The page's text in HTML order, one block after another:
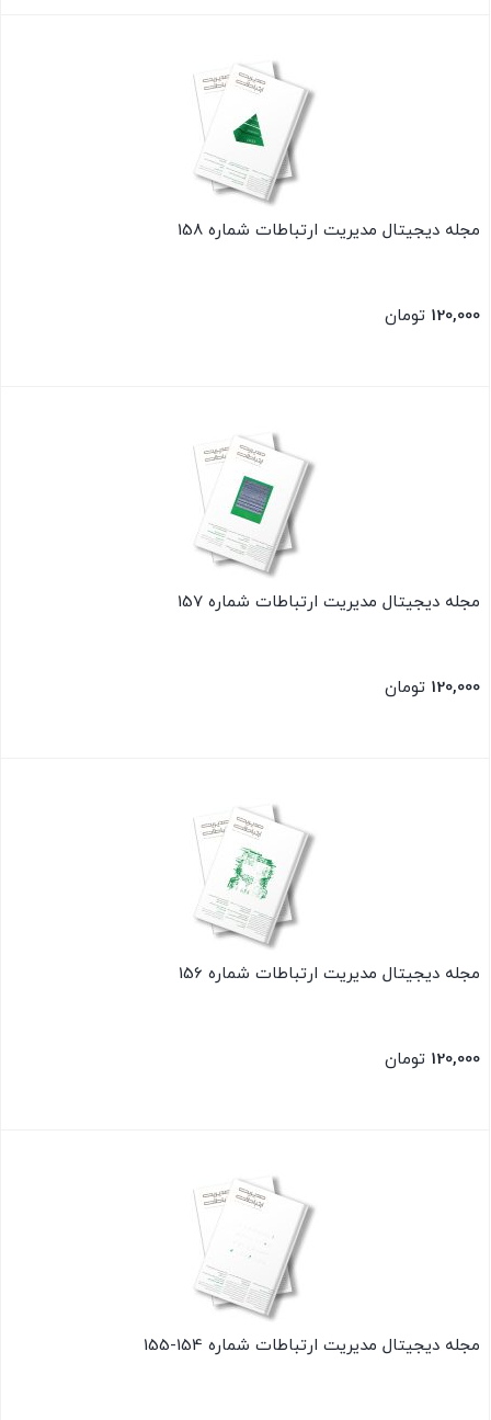
مجله دیجیتال مدیریت ارتباطات شماره 158
120,000 تومان
مجله دیجیتال مدیریت ارتباطات شماره 157
120,000 تومان
مجله دیجیتال مدیریت ارتباطات شماره 156
120,000 تومان
مجله دیجیتال مدیریت ارتباطات شماره 154-155